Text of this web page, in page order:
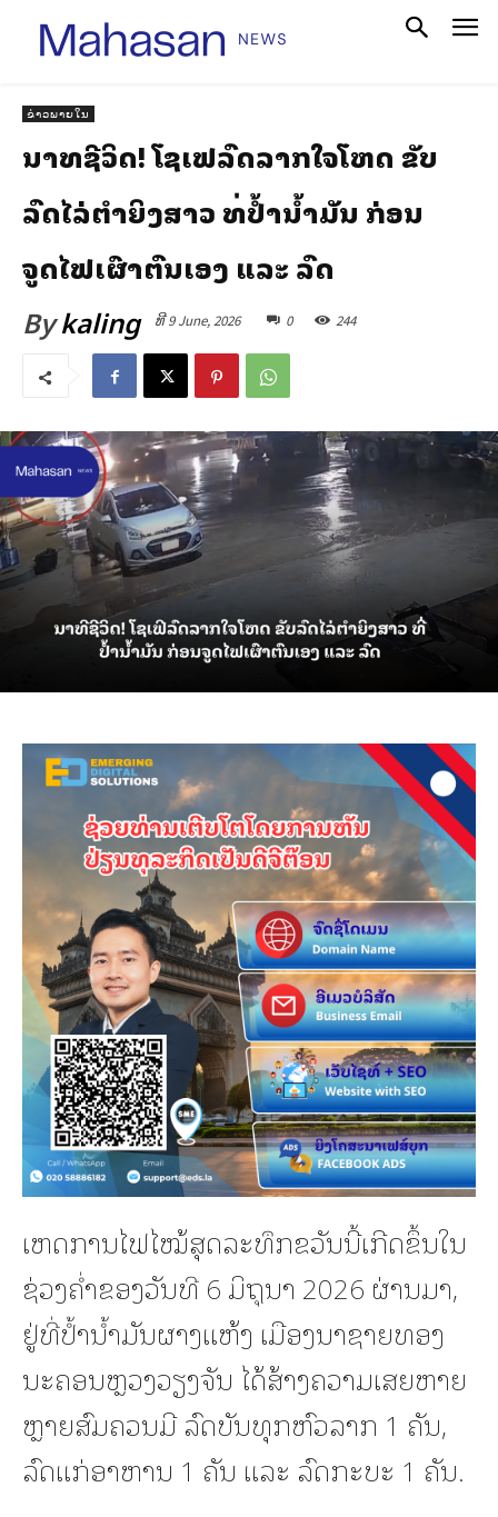
ຂ່າວພາຍໃນ
ນາທີຊີວິດ! ໂຊເຟີລົດລາກໃຈໂຫດ ຂັບ
ລົດໄລ່ຕຳຍິງສາວ ທີ່ປ້ຳນ້ຳມັນ ກ່ອນ
ຈູດໄຟເຜົາຕົນເອງ ແລະ ລົດ
Bykaling ທີ 9 June, 2026 0 244
ເຫດການໄຟໄໝ້ສຸດລະທຶກຂວັນນີ້ເກີດຂຶ້ນໃນ
ຊ່ວງຄ່ຳຂອງວັນທີ 6 ມິຖຸນາ 2026 ຜ່ານມາ,
ຢູ່ທີ່ປ້ຳນ້ຳມັນຜາງແຫ້ງ ເມືອງນາຊາຍທອງ
ນະຄອນຫຼວງວຽງຈັນ ໄດ້ສ້າງຄວາມເສຍຫາຍ
ຫຼາຍສົມຄວນມີ ລົດບັນທຸກຫົວລາກ 1 ຄັນ,
ລົດແກ່ອາຫານ 1 ຄັນ ແລະ ລົດກະບະ 1 ຄັນ.